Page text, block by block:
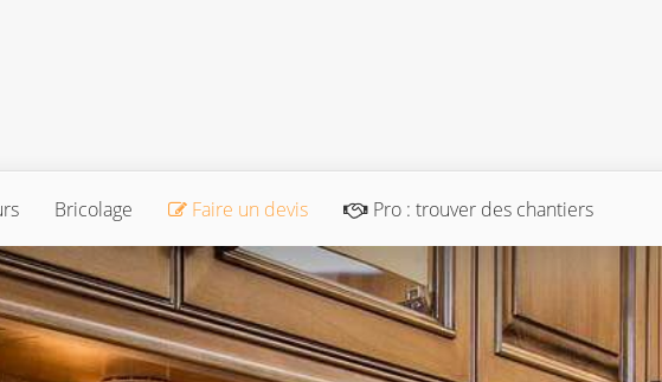
Bricolage Faire un devis Pro : trouver des chantiers